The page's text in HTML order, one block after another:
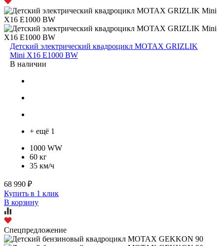
Детский электрический квадроцикл MOTAX GRIZLIK
Mini X16 E1000 BW
В наличии
+ ещё 1
1000 WW
60 кг
35 км/ч
68 990 ₽
Купить в 1 клик
В корзину
Спецпредложение